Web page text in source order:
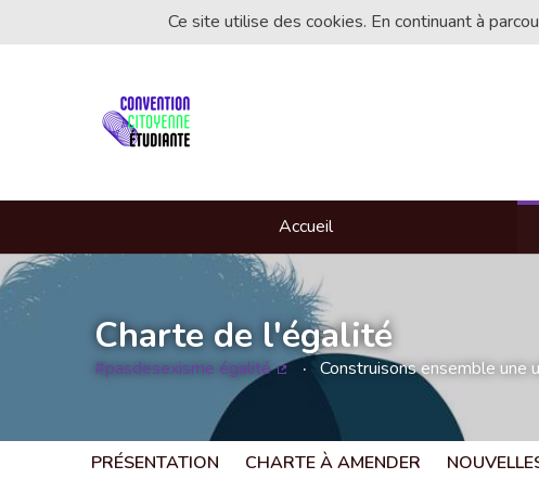
Ce site utilise des cookies. En continuant à
Accueil
Charte de l'égalité
#pasdesexisme égalité Construisons ensemble une
PRÉSENTATION CHARTE À AMENDER